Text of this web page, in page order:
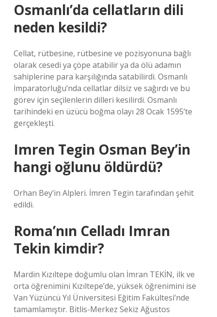
Osmanlı’da cellatların dili
neden kesildi?
Cellat, rütbesine, rütbesine ve pozisyonuna bağlı
olarak cesedi ya çöpe atabilir ya da ölü adamın
sahiplerine para karşılığında satabilirdi. Osmanlı
İmparatorluğu’nda cellatlar dilsiz ve sağırdı ve bu
görev için seçilenlerin dilleri kesilirdi. Osmanlı
tarihindeki en üzücü boğma olayı 28 Ocak 1595’te
gerçekleşti.
Imren Tegin Osman Bey’in
hangi oğlunu öldürdü?
Orhan Bey’in Alpleri. İmren Tegin tarafından şehit
edildi.
Roma’nın Celladı Imran
Tekin kimdir?
Mardin Kızıltepe doğumlu olan İmran TEKİN, ilk ve
orta öğrenimini Kızıltepe’de, yüksek öğrenimini ise
Van Yüzüncü Yıl Üniversitesi Eğitim Fakültesi’nde
tamamlamıştır. Bitlis-Merkez Sekiz Ağustos